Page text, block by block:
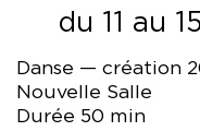
Danse — création
du 11 au
Nouvelle Salle
Durée 50 min